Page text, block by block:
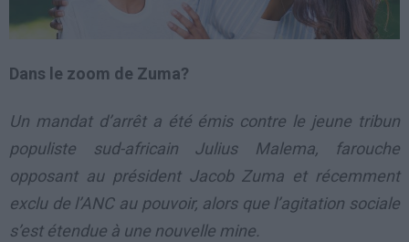
Dans le zoom de Zuma?
Un mandat d’arrêt a été émis contre le jeune tribun
populiste sud-africain Julius Malema, farouche
opposant au président Jacob Zuma et récemment
exclu de l’ANC au pouvoir, alors que l’agitation sociale
s’est étendue à une nouvelle mine.